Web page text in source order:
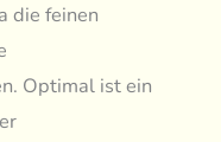
die feinen
Optimal ist ein